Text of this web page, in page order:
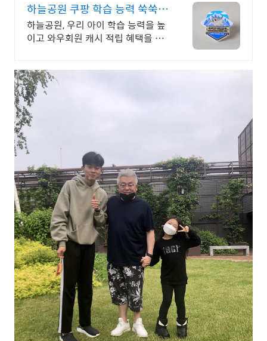
하늘공원 쿠팡 학습 능력 쑥쑥,
교과 연계
하늘공원, 우리 아이 학습 능력을 높
이고 와우회원 캐시 적립 혜택을 누